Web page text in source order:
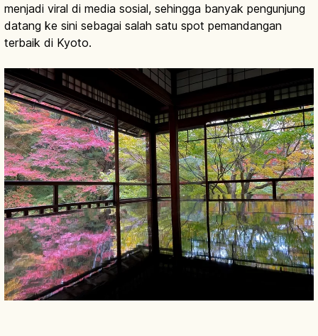
menjadi viral di media sosial, sehingga banyak pengunjung
datang ke sini sebagai salah satu spot pemandangan
terbaik di Kyoto.